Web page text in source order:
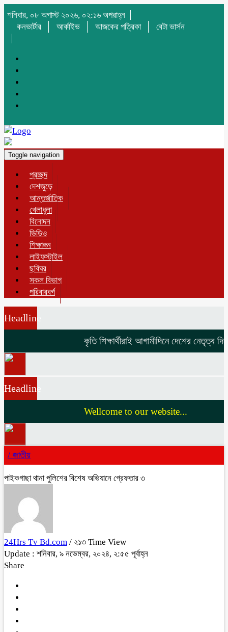
শনিবার, ০৮ অগাস্ট ২০২৬, ০২:১৬ অপরাহ্ন
কনভার্টার
আর্কাইভ আজকের পত্রিকা বেটা ভার্সন
Toggle navigation
প্রচ্ছদ
দেশজুড়ে
আন্তর্জাতিক
খেলাধুলা
বিনোদন
ভিডিও
শিক্ষাঙ্গন
লাইফস্টাইল
ছবিঘর
সকল বিভাগ
পরিবারবর্গ
Headline
কৃতি শিক্ষার্থীরাই আগামীদিনে দেশের নেতৃত্ব
Headline
Wellcome to our website...
/ জাতীয়
পাইকগাছা থানা পুলিশের বিশেষ অভিযানে গ্রেফতার ৩
24Hrs Tv Bd.com / ২১৩ Time View
Update : শনিবার, ৯ নভেম্বর, ২০২৪, ২:৫৫ পূর্বাহ্ন
Share